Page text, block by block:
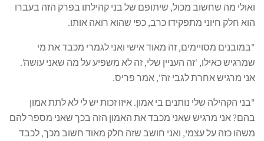
ואולי מה שחשוב מכול, שיתופם של בני קהילתו בפרק הזה בעברו
הוא חלק חיוני מתפקידו כרב, כפי שהוא רואה אותו.
"במובנים מסויימים, זה מאוד אישי ואני לגמרי מכבד את מי
שמרגיש כאילו, 'זה העניין שלי, זה לא משפיע על מה שאני עושה'.
אני מרגיש אחרת לגבי זה", אמר פריס.
"בני הקהילה שלי נותנים בי אמון. איזו זכות יש לי לא לתת אמון
בהם? אני מרגיש שאני מכבד את האמון הזה בכך שאני מספר להם
משהו כזה על עצמי, ואני חושב שזה חלק מאוד חשוב מכך, לכבד